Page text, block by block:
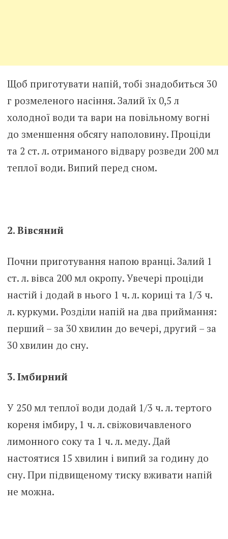
Щоб приготувати напій, тобі знадобиться 30
г розмеленого насіння. Залий їх 0,5 л
холодної води та вари на повільному вогні
до зменшення обсягу наполовину. Проціди
та 2 ст. л. отриманого відвару розведи 200 мл
теплої води. Випий перед сном.
2. Вівсяний
Почни приготування напою вранці. Залий 1
ст. л. вівса 200 мл окропу. Увечері проціди
настій і додай в нього 1 ч. л. кориці та 1/3 ч.
л. куркуми. Розділи напій на два приймання:
перший – за 30 хвилин до вечері, другий – за
30 хвилин до сну.
3. Імбирний
У 250 мл теплої води додай 1/3 ч. л. тертого
кореня імбиру, 1 ч. л. свіжовичавленого
лимонного соку та 1 ч. л. меду. Дай
настоятися 15 хвилин і випий за годину до
сну. При підвищеному тиску вживати напій
не можна.